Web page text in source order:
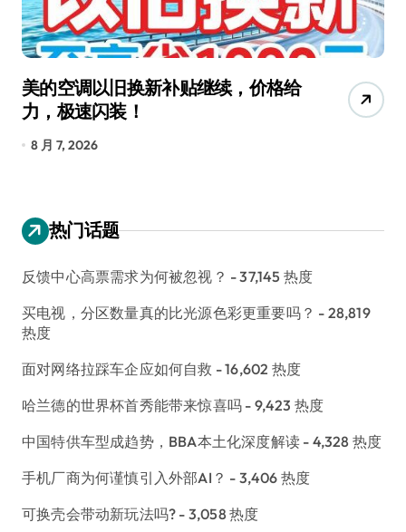
美的空调以旧换新补贴继续，价格给
力，极速闪装！
8 月 7, 2026
热门话题
反馈中心高票需求为何被忽视？ - 37,145 热度
买电视，分区数量真的比光源色彩更重要吗？ - 28,819
热度
面对网络拉踩车企应如何自救 - 16,602 热度
哈兰德的世界杯首秀能带来惊喜吗 - 9,423 热度
中国特供车型成趋势，BBA本土化深度解读 - 4,328 热度
手机厂商为何谨慎引入外部AI？ - 3,406 热度
可换壳会带动新玩法吗? - 3,058 热度